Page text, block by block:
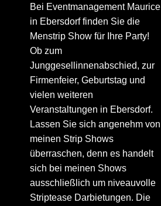
Bei Eventmanagement Maurice
in Ebersdorf finden Sie die
Menstrip Show für Ihre Party!
Ob zum
Junggesellinnenabschied, zur
Firmenfeier, Geburtstag und
vielen weiteren
Veranstaltungen in Ebersdorf.
Lassen Sie sich angenehm von
meinen Strip Shows
überraschen, denn es handelt
sich bei meinen Shows
ausschließlich um niveauvolle
Striptease Darbietungen. Die